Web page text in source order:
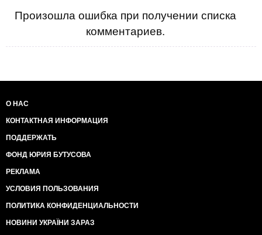
Произошла ошибка при получении списка
комментариев.
О НАС
КОНТАКТНАЯ ИНФОРМАЦИЯ
ПОДДЕРЖАТЬ
ФОНД ЮРИЯ БУТУСОВА
РЕКЛАМА
УСЛОВИЯ ПОЛЬЗОВАНИЯ
ПОЛИТИКА КОНФИДЕНЦИАЛЬНОСТИ
НОВИНИ УКРАЇНИ ЗАРАЗ